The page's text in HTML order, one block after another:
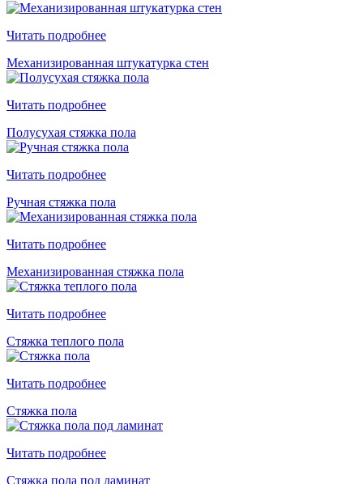
Читать подробнее
Механизированная штукатурка стен
Читать подробнее
Полусухая стяжка пола
Читать подробнее
Ручная стяжка пола
Читать подробнее
Механизированная стяжка пола
Читать подробнее
Стяжка теплого пола
Читать подробнее
Стяжка пола
Читать подробнее
Стяжка пола под ламинат